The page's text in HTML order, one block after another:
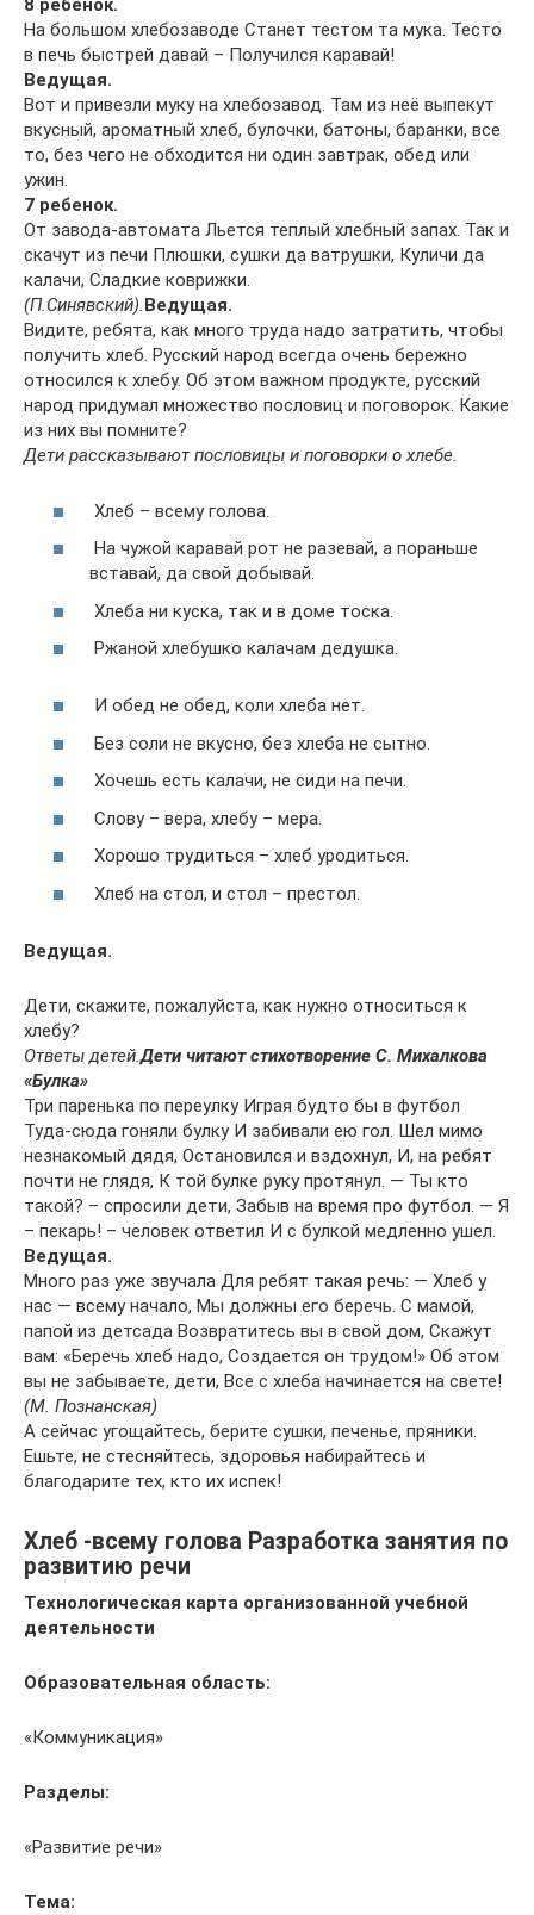
8 ребенок.
На большом хлебозаводе Станет тестом та мука. Тесто
в печь быстрей давай – Получился каравай!
Ведущая.
Вот и привезли муку на хлебозавод. Там из неё выпекут
вкусный, ароматный хлеб, булочки, батоны, баранки, все
то, без чего не обходится ни один завтрак, обед или
ужин.
7 ребенок.
От завода-автомата Льется теплый хлебный запах. Так и
скачут из печи Плюшки, сушки да ватрушки, Куличи да
калачи, Сладкие коврижки.
(П.Синявский).Ведущая.
Видите, ребята, как много труда надо затратить, чтобы
получить хлеб. Русский народ всегда очень бережно
относился к хлебу. Об этом важном продукте, русский
народ придумал множество пословиц и поговорок. Какие
из них вы помните?
Дети рассказывают пословицы и поговорки о хлебе.
Хлеб – всему голова.
На чужой каравай рот не разевай, а пораньше
вставай, да свой добывай.
Хлеба ни куска, так и в доме тоска.
Ржаной хлебушко калачам дедушка.
И обед не обед, коли хлеба нет.
Без соли не вкусно, без хлеба не сытно.
Хочешь есть калачи, не сиди на печи.
Слову – вера, хлебу – мера.
Хорошо трудиться – хлеб уродиться.
Хлеб на стол, и стол – престол.
Ведущая.
Дети, скажите, пожалуйста, как нужно относиться к
хлебу?
Ответы детей.Дети читают стихотворение С. Михалкова
«Булка»
Три паренька по переулку Играя будто бы в футбол
Туда-сюда гоняли булку И забивали ею гол. Шел мимо
незнакомый дядя, Остановился и вздохнул, И, на ребят
почти не глядя, К той булке руку протянул. — Ты кто
такой? – спросили дети, Забыв на время про футбол. — Я
– пекарь! – человек ответил И с булкой медленно ушел.
Ведущая.
Много раз уже звучала Для ребят такая речь: — Хлеб у
нас — всему начало, Мы должны его беречь. С мамой,
папой из детсада Возвратитесь вы в свой дом, Скажут
вам: «Беречь хлеб надо, Создается он трудом!» Об этом
вы не забываете, дети, Все с хлеба начинается на свете!
(М. Познанская)
А сейчас угощайтесь, берите сушки, печенье, пряники.
Ешьте, не стесняйтесь, здоровья набирайтесь и
благодарите тех, кто их испек!
Хлеб -всему голова Разработка занятия по
развитию речи
Технологическая карта организованной учебной
деятельности
Образовательная область:
«Коммуникация»
Разделы:
«Развитие речи»
Тема: